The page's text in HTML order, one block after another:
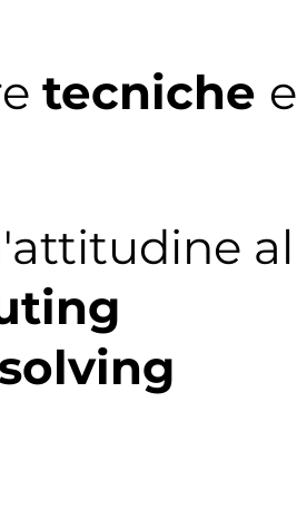
tecniche e
al